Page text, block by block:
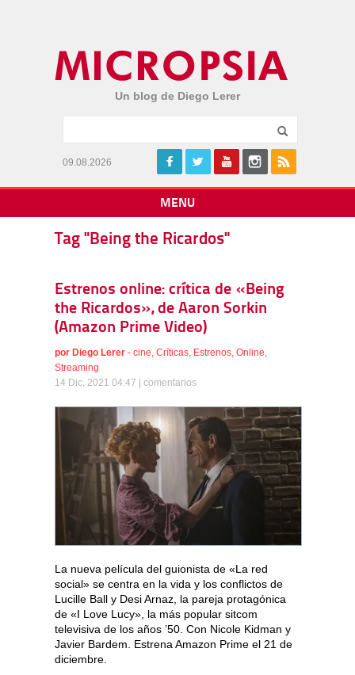
Un blog de Diego Lerer
09.08.2026
MENU
Tag "Being the Ricardos"
Estrenos online: crítica de «Being
the Ricardos», de Aaron Sorkin
(Amazon Prime Video)
por Diego Lerer - cine, Críticas, Estrenos, Online,
Streaming
14 Dic, 2021 04:47 | comentarios
La nueva película del guionista de «La red
social» se centra en la vida y los conflictos de
Lucille Ball y Desi Arnaz, la pareja protagónica
de «I Love Lucy», la más popular sitcom
televisiva de los años ’50. Con Nicole Kidman y
Javier Bardem. Estrena Amazon Prime el 21 de
diciembre.